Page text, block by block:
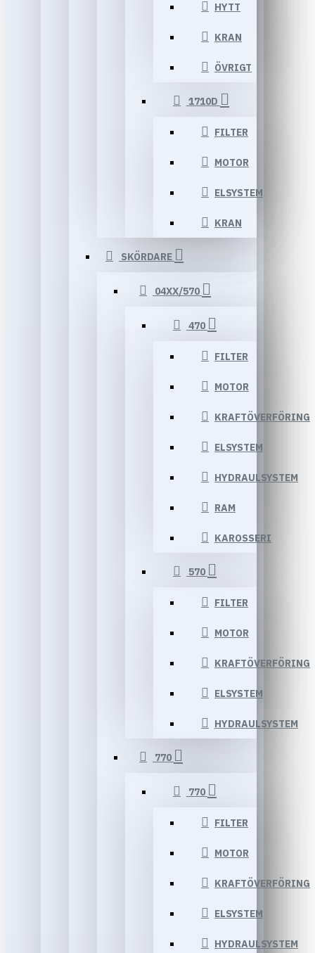
HYTT
KRAN
ÖVRIGT
1710D
FILTER
MOTOR
ELSYSTEM
KRAN
SKÖRDARE
04XX/570
470
FILTER
MOTOR
KRAFTÖVERFÖRING
ELSYSTEM
HYDRAULSYSTEM
RAM
KAROSSERI
570
FILTER
MOTOR
KRAFTÖVERFÖRING
ELSYSTEM
HYDRAULSYSTEM
770
770
FILTER
MOTOR
KRAFTÖVERFÖRING
ELSYSTEM
HYDRAULSYSTEM